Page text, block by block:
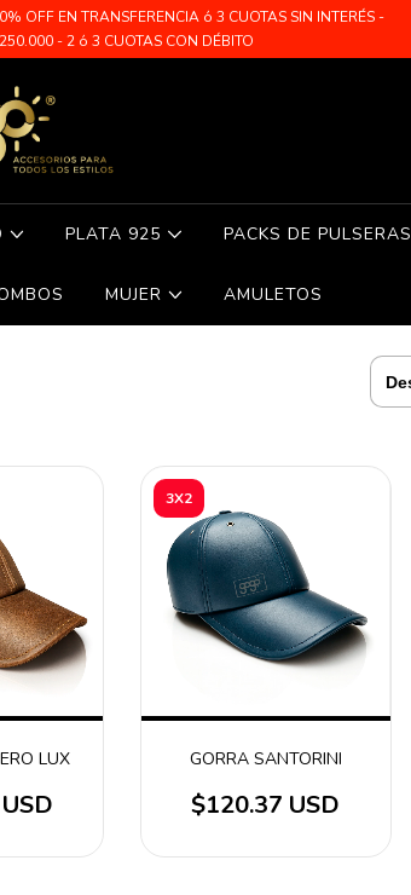
OFF EN TRANSFERENCIA ó 3 CUOTAS SIN INTERÉS -
- 2 ó 3 CUOTAS CON DÉBITO
PLATA 925 PACKS DE PULSERAS
MUJER AMULETOS
LUX
3X2
GORRA SANTORINI
$120.37 USD